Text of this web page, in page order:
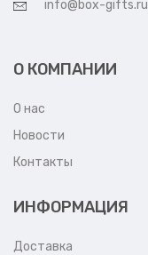
info@box-gifts.ru
О КОМПАНИИ
О нас
Новости
Контакты
ИНФОРМАЦИЯ
Доставка